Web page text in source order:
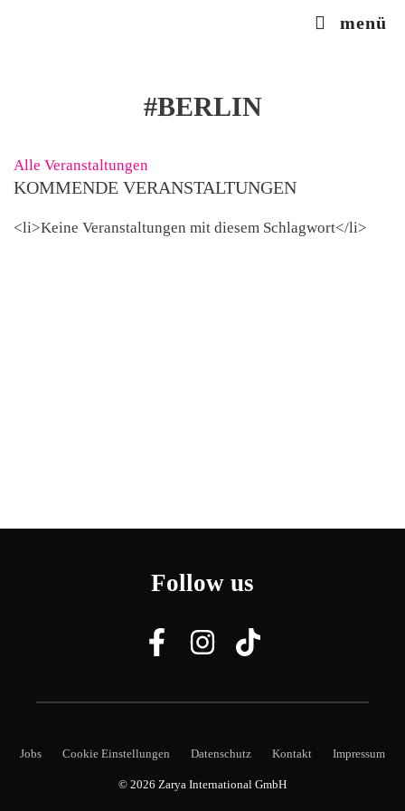
menü
#BERLIN
Alle Veranstaltungen
KOMMENDE VERANSTALTUNGEN
<li>Keine Veranstaltungen mit diesem Schlagwort</li>
Follow us
Jobs Cookie Einstellungen Datenschutz Kontakt Impressum
© 2026 Zarya International GmbH